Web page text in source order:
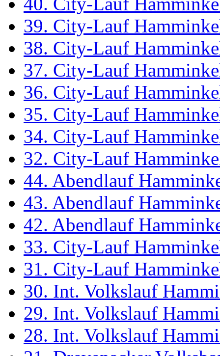
39. City-Lauf
38. City-Lauf
37. City-Lauf
36. City-Lauf
35. City-Lauf
34. City-Lauf
32. City-Lauf
44. Abendlauf
43. Abendlauf
42. Abendlauf
33. City-Lauf
31. City-Lauf
30. Int. Volkslauf
29. Int. Volkslauf
28. Int. Volkslauf